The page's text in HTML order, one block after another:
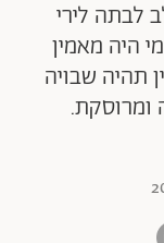
לבתה לירי
היה מאמין
עדיין תהיה שבויה
ומרוסקת.